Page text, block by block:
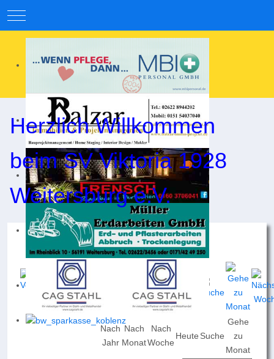
Mobile Menu Toggle
Herzlich Willkommen
beim SV Viktoria 1928
Weitersburg e.V.
Nach
Jahr
Nach
Monat
Nach
Woche
Heute Suche
Gehe
zu
Monat